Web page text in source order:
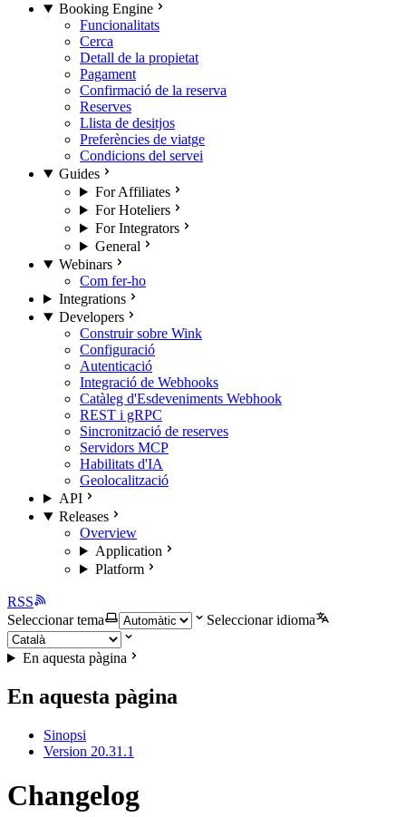
Booking Engine
Funcionalitats
Cerca
Detall de la propietat
Pagament
Confirmació de la reserva
Reserves
Llista de desitjos
Preferències de viatge
Condicions del servei
Guides
For Affiliates
For Hoteliers
For Integrators
General
Webinars
Com fer-ho
Integrations
Developers
Construir sobre Wink
Configuració
Autenticació
Integració de Webhooks
Catàleg d'Esdeveniments Webhook
REST i gRPC
Sincronització de reserves
Servidors MCP
Habilitats d'IA
Geolocalització
API
Releases
Overview
Application
Platform
RSS
Seleccionar tema
Seleccionar idioma
En aquesta pàgina
En aquesta pàgina
Sinopsi
Version 20.31.1
Changelog